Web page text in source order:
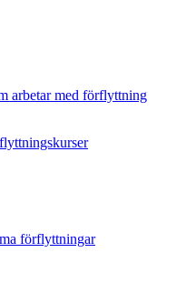
arbetar med förflyttning
förflyttningar